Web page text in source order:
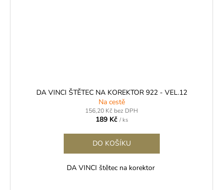
DA VINCI ŠTĚTEC NA KOREKTOR 922 - VEL.12
Na cestě
156,20 Kč bez DPH
189 Kč / ks
DO KOŠÍKU
DA VINCI štětec na korektor